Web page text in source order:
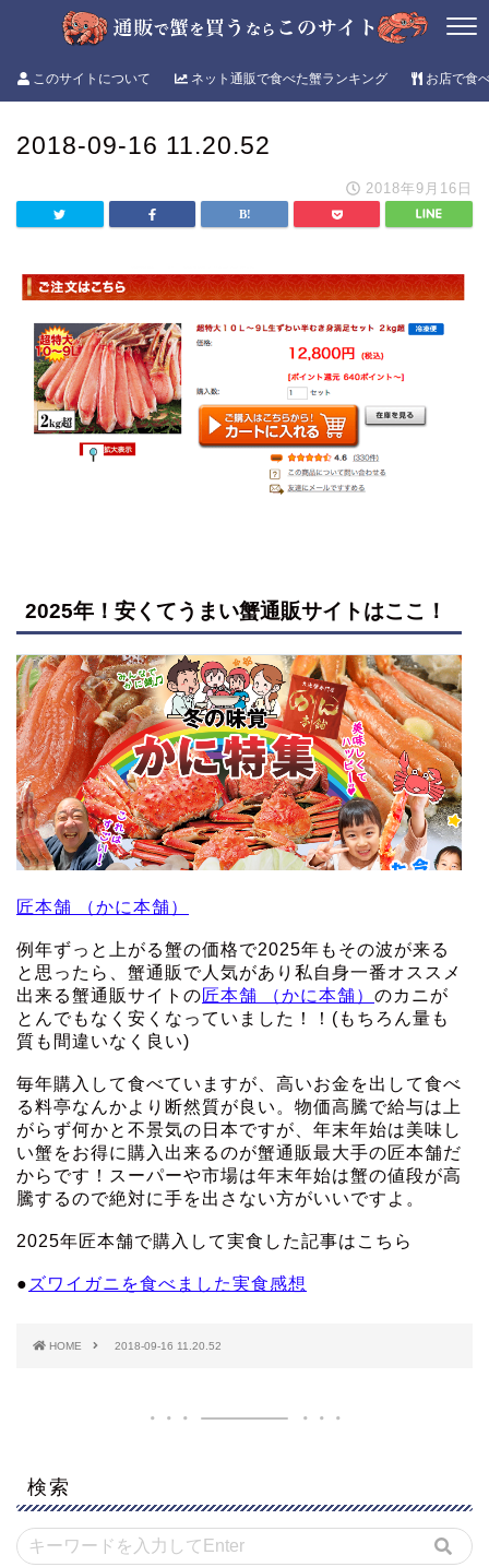
このサイトについて ネット通販で食べた蟹ランキング お店で食
2018-09-16 11.20.52
2018年9月16日
2025年！安くてうまい蟹通販サイトはここ！
匠本舗 （かに本舗）
例年ずっと上がる蟹の価格で2025年もその波が来る
と思ったら、蟹通販で人気があり私自身一番オススメ
出来る蟹通販サイトの匠本舗 （かに本舗） のカニが
とんでもなく安くなっていました！！(もちろん量も
質も間違いなく良い)
毎年購入して食べていますが、高いお金を出して食べ
る料亭なんかより断然質が良い。物価高騰で給与は上
がらず何かと不景気の日本ですが、年末年始は美味し
い蟹をお得に購入出来るのが蟹通販最大手の匠本舗だ
からです！スーパーや市場は年末年始は蟹の値段が高
騰するので絶対に手を出さない方がいいですよ。
2025年匠本舗で購入して実食した記事はこちら
● ズワイガニを食べました実食感想
HOME 2018-09-16 11.20.52
検索